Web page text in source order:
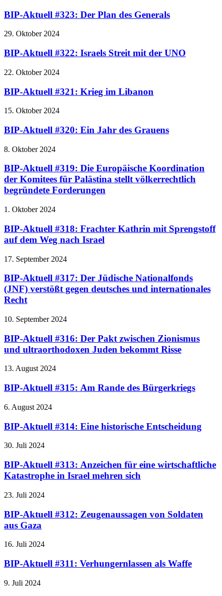
BIP-Aktuell #323: Der Plan des Generals
29. Oktober 2024
BIP-Aktuell #322: Israels Streit mit der UNO
22. Oktober 2024
BIP-Aktuell #321: Krieg im Libanon
15. Oktober 2024
BIP-Aktuell #320: Ein Jahr des Grauens
8. Oktober 2024
BIP-Aktuell #319: Die Europäische Koordination
der Komitees für Palästina stellt völkerrechtlich
begründete Forderungen
1. Oktober 2024
BIP-Aktuell #318: Frachter Kathrin mit Sprengstoff
auf dem Weg nach Israel
17. September 2024
BIP-Aktuell #317: Der Jüdische Nationalfonds
(JNF) verstößt gegen deutsches und internationales
Recht
10. September 2024
BIP-Aktuell #316: Der Pakt zwischen Zionismus
und ultraorthodoxen Juden bekommt Risse
13. August 2024
BIP-Aktuell #315: Am Rande des Bürgerkriegs
6. August 2024
BIP-Aktuell #314: Eine historische Entscheidung
30. Juli 2024
BIP-Aktuell #313: Anzeichen für eine wirtschaftliche
Katastrophe in Israel mehren sich
23. Juli 2024
BIP-Aktuell #312: Zeugenaussagen von Soldaten
aus Gaza
16. Juli 2024
BIP-Aktuell #311: Verhungernlassen als Waffe
9. Juli 2024